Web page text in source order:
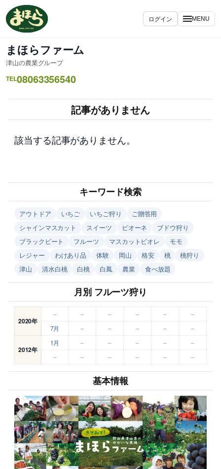
容
を
キ
ッ
プ
ログイン MENU
まほらファーム
津山の農業グループ
TEL08063356540
記事がありません
該当する記事がありません。
キーワード検索
アウトドア いちご いちご狩り
ご贈答用
シャインマスカット
スイーツ ピオーネ
ブドウ狩り
ブラックビート
フルーツ マスカットビオレ
モモ
レジャー
わけあり品 体験 岡山 格安 桃
桃狩り
津山
清水白桃 白桃 白鳳 農業 食べ放題
月別 フルーツ狩り
2020年
– – – – –
–
7月
– – – – –
2012年
1月 – – – –
–
–
– – – – –
基本情報